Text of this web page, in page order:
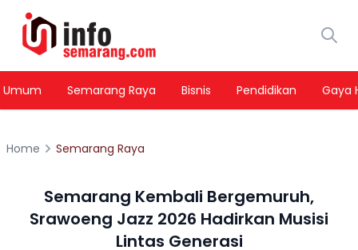
Umum Semarang Raya Bisnis Pendidikan Gaya
Home Semarang Raya
Semarang Kembali Bergemuruh,
Srawoeng Jazz 2026 Hadirkan Musisi
Lintas Generasi